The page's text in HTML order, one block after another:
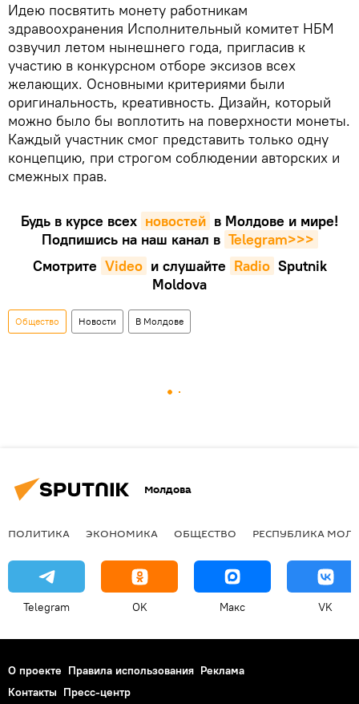
Идею посвятить монету работникам
здравоохранения Исполнительный комитет НБМ
озвучил летом нынешнего года, пригласив к
участию в конкурсном отборе эксизов всех
желающих. Основными критериями были
оригинальность, креативность. Дизайн, который
можно было бы воплотить на поверхности монеты.
Каждый участник смог представить только одну
концепцию, при строгом соблюдении авторских и
смежных прав.
Будь в курсе всех новостей в Молдове и мире!
Подпишись на наш канал в Telegram>>>
Смотрите Video и слушайте Radio Sputnik
Moldova
Общество Новости В Молдове
Молдова
ПОЛИТИКА ЭКОНОМИКА ОБЩЕСТВО РЕСПУБЛИКА
Telegram OK Макс VK
О проекте Правила использования Реклама
Контакты Пресс-центр